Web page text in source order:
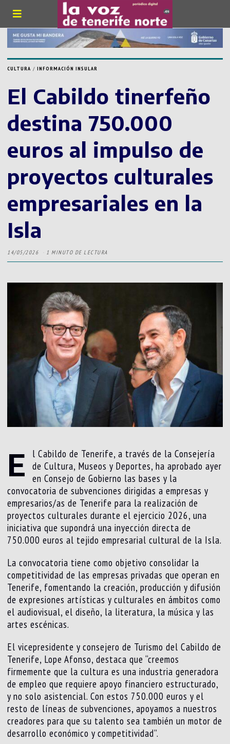
CULTURA / INFORMACIÓN INSULAR
El Cabildo tinerfeño
destina 750.000
euros al impulso de
proyectos culturales
empresariales en la
Isla
14/05/2026 1 MINUTO DE LECTURA
E
l Cabildo de Tenerife, a través de la Consejería
de Cultura, Museos y Deportes, ha aprobado ayer
en Consejo de Gobierno las bases y la
convocatoria de subvenciones dirigidas a empresas y
empresarios/as de Tenerife para la realización de
proyectos culturales durante el ejercicio 2026, una
iniciativa que supondrá una inyección directa de
750.000 euros al tejido empresarial cultural de la Isla.
La convocatoria tiene como objetivo consolidar la
competitividad de las empresas privadas que operan en
Tenerife, fomentando la creación, producción y difusión
de expresiones artísticas y culturales en ámbitos como
el audiovisual, el diseño, la literatura, la música y las
artes escénicas.
El vicepresidente y consejero de Turismo del Cabildo de
Tenerife, Lope Afonso, destaca que “creemos
firmemente que la cultura es una industria generadora
de empleo que requiere apoyo financiero estructurado,
y no solo asistencial. Con estos 750.000 euros y el
resto de líneas de subvenciones, apoyamos a nuestros
creadores para que su talento sea también un motor de
desarrollo económico y competitividad”.